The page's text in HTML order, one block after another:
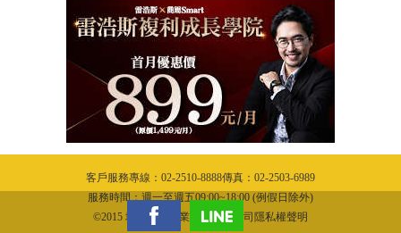
客戶服務專線：02-2510-8888傳真：02-2503-6989
服務時間：週一至週五09:00~18:00 (例假日除外)
©2015 城邦文化事業股份有限公司隱私權聲明